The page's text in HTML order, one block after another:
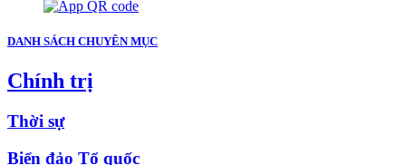
DANH SÁCH CHUYÊN MỤC
Chính trị
Thời sự
Biển đảo Tổ quốc